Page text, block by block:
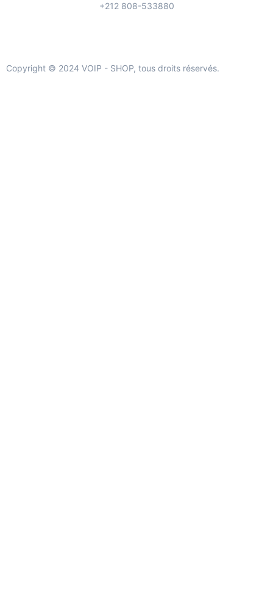
+212 808-533880
Copyright © 2024 VOIP - SHOP, tous droits réservés.